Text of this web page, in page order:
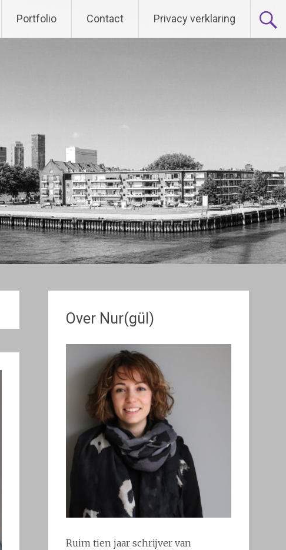
Portfolio Contact Privacy verklaring
Over Nur(gül)
Ruim tien jaar schrijver van